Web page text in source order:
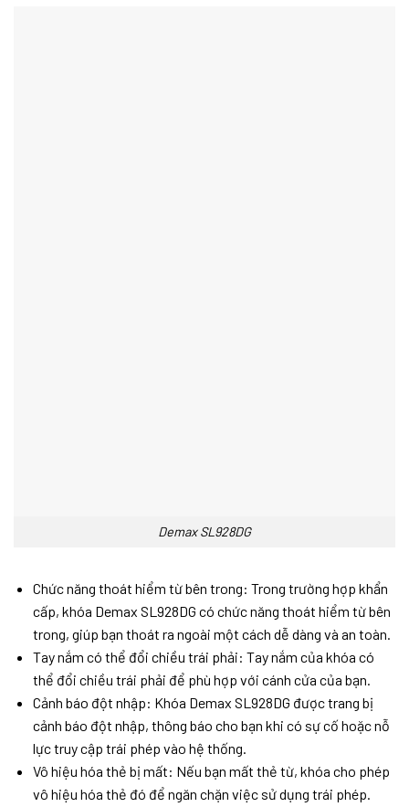
Demax SL928DG
Chức năng thoát hiểm từ bên trong: Trong trường hợp khẩn
cấp, khóa Demax SL928DG có chức năng thoát hiểm từ bên
trong, giúp bạn thoát ra ngoài một cách dễ dàng và an toàn.
Tay nắm có thể đổi chiều trái phải: Tay nắm của khóa có
thể đổi chiều trái phải để phù hợp với cánh cửa của bạn.
Cảnh báo đột nhập: Khóa Demax SL928DG được trang bị
cảnh báo đột nhập, thông báo cho bạn khi có sự cố hoặc nỗ
lực truy cập trái phép vào hệ thống.
Vô hiệu hóa thẻ bị mất: Nếu bạn mất thẻ từ, khóa cho phép
vô hiệu hóa thẻ đó để ngăn chặn việc sử dụng trái phép.